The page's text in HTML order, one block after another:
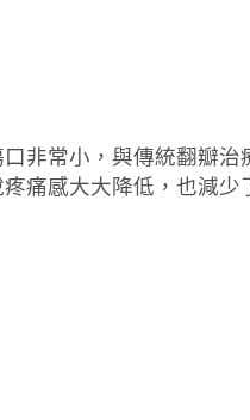
非常小，與傳統翻瓣治
痛感大大降低，也減少